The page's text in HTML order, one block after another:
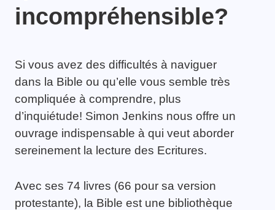
incompréhensible?
Si vous avez des difficultés à naviguer
dans la Bible ou qu’elle vous semble très
compliquée à comprendre, plus
d’inquiétude! Simon Jenkins nous offre un
ouvrage indispensable à qui veut aborder
sereinement la lecture des Ecritures.
Avec ses 74 livres (66 pour sa version
protestante), la Bible est une bibliothèque